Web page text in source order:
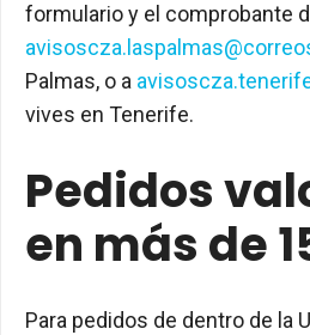
formulario y el comprobante
Palmas, o a
vives en Tenerife.
Pedidos
en más de
Para pedidos de dentro de la